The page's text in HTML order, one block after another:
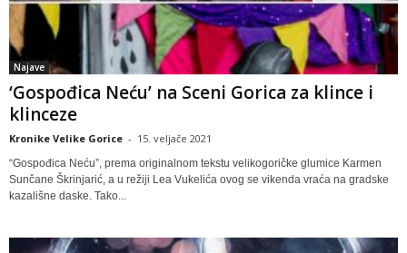
Najave
‘Gospođica Neću’ na Sceni Gorica za klince i
klinceze
Kronike Velike Gorice - 15. veljače 2021
“Gospođica Neću”, prema originalnom tekstu velikogoričke glumice Karmen
Sunčane Škrinjarić, a u režiji Lea Vukelića ovog se vikenda vraća na gradske
kazališne daske. Tako...